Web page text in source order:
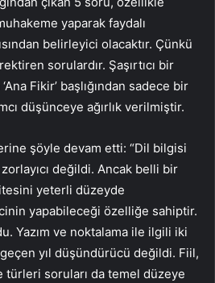
yaparak faydalı
belirleyici olacaktır. Çünkü
sorulardır. Şaşırtıcı bir
Fikir’ başlığından sadece bir
düşünceye ağırlık verilmiştir.
şöyle devam etti: “Dil bilgisi
değildi. Ancak belli bir
yeterli düzeyde
yapabileceği özelliğe sahiptir.
Yazım ve noktalama ile ilgili iki
yıl düşündürücü değildi. Fiil,
soruları da temel düzeye